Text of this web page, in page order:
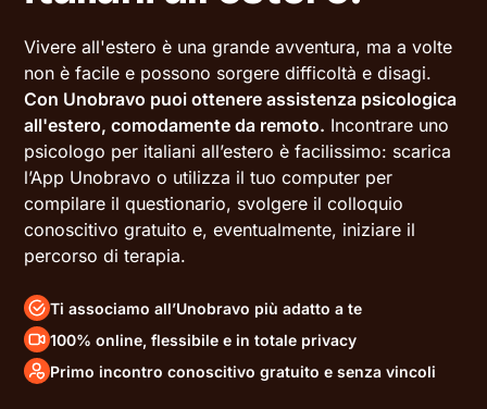
Vivere all'estero è una grande avventura, ma a volte
non è facile e possono sorgere difficoltà e disagi.
Con Unobravo puoi ottenere assistenza psicologica
all'estero, comodamente da remoto. Incontrare uno
psicologo per italiani all’estero è facilissimo: scarica
l’App Unobravo o utilizza il tuo computer per
compilare il questionario, svolgere il colloquio
conoscitivo gratuito e, eventualmente, iniziare il
percorso di terapia.
Ti associamo all’Unobravo più adatto a te
100% online, flessibile e in totale privacy
Primo incontro conoscitivo gratuito e senza vincoli